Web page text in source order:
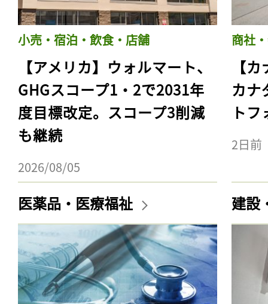
小売・宿泊・飲食・店舗
【アメリカ】ウォルマート、
GHGスコープ1・2で2031年
度目標改定。スコープ3削減
も継続
2026/08/05
商社
【
カナ
ト
2日前
医薬品・医療福祉 建設